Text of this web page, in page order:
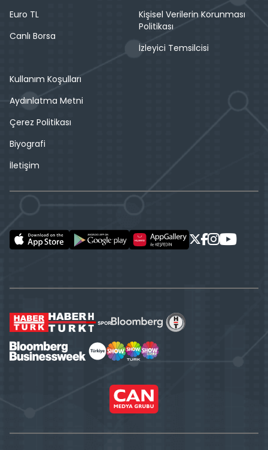
Euro TL
Canlı Borsa
Kişisel Verilerin Korunması
Politikası
İzleyici Temsilcisi
Kullanım Koşulları
Aydınlatma Metni
Çerez Politikası
Biyografi
İletişim